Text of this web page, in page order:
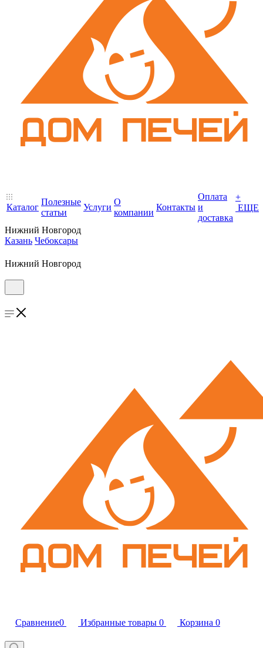
Каталог
Полезные
статьи
Услуги
О
компании
Контакты
Оплата
и
доставка
+
ЕЩЕ
Нижний Новгород
Казань Чебоксары
Нижний Новгород
Сравнение0 Избранные товары 0 Корзина 0